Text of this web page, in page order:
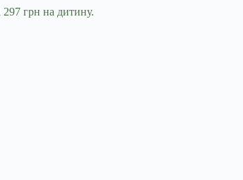
297 грн на дитину.